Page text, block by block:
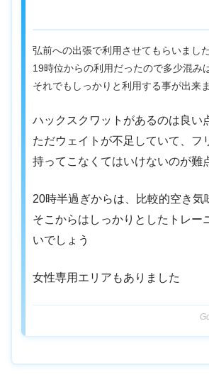
弘前への出張で利用させてもらいました
19時位からの利用だったので多少混み
それでもしっかりと利用する事が出来
ハックスクワットがあるのは良い
ただウェイトが不足していて、フ
持ってこなくてはいけないのが難
20時半過ぎからは、比較的空き気
そこからはしっかりとしたトレー
いでしょう
女性専用エリアもありました